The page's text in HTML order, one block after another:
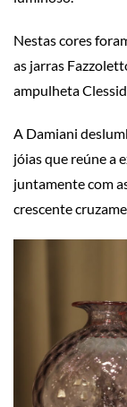
Nestas cores
as jarras
ampulheta
A Damiani
jóias que reúne a
juntamente com
crescente